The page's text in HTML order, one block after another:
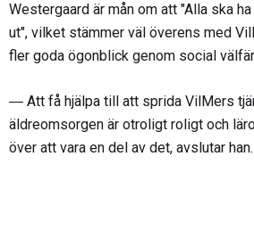
Westergaard är mån om att "Alla ska
ut", vilket stämmer väl överens med
fler goda ögonblick genom social
― Att få hjälpa till att sprida VilMers
äldreomsorgen är otroligt roligt och
över att vara en del av det, avslutar han.